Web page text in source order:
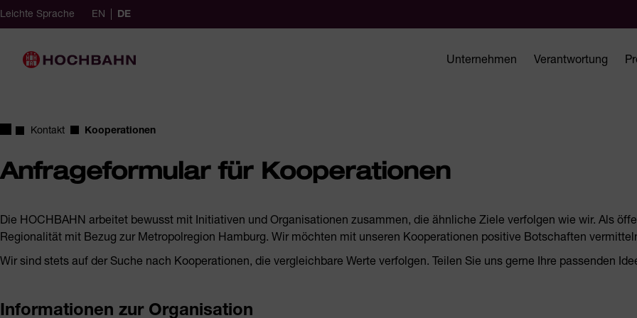
Navigieren in Hochbahn
Schnellnavigation
Hauptnavigation
EN English (Germany)
ausgewählt
DEGerman (Germany)
Leichte Sprache
Unternehmen Verantwortung
Startseite
Kontakt Kooperationen
Anfrageformular für Kooperationen
Die HOCHBAHN arbeitet bewusst mit Initiativen und Organisationen zusammen, die ähnliche Ziele verfolgen wie wir. Als
Regionalität mit Bezug zur Metropolregion Hamburg. Wir möchten mit unseren Kooperationen positive Botschaften
Wir sind stets auf der Suche nach Kooperationen, die vergleichbare Werte verfolgen. Teilen Sie uns gerne Ihre passenden
Informationen zur Organisation